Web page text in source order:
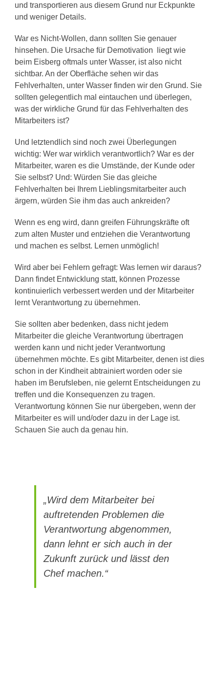
und transportieren aus diesem Grund nur Eckpunkte
und weniger Details.
War es Nicht-Wollen, dann sollten Sie genauer
hinsehen. Die Ursache für Demotivation liegt wie
beim Eisberg oftmals unter Wasser, ist also nicht
sichtbar. An der Oberfläche sehen wir das
Fehlverhalten, unter Wasser finden wir den Grund. Sie
sollten gelegentlich mal eintauchen und überlegen,
was der wirkliche Grund für das Fehlverhalten des
Mitarbeiters ist?
Und letztendlich sind noch zwei Überlegungen
wichtig: Wer war wirklich verantwortlich? War es der
Mitarbeiter, waren es die Umstände, der Kunde oder
Sie selbst? Und: Würden Sie das gleiche
Fehlverhalten bei Ihrem Lieblingsmitarbeiter auch
ärgern, würden Sie ihm das auch ankreiden?
Wenn es eng wird, dann greifen Führungskräfte oft
zum alten Muster und entziehen die Verantwortung
und machen es selbst. Lernen unmöglich!
Wird aber bei Fehlern gefragt: Was lernen wir daraus?
Dann findet Entwicklung statt, können Prozesse
kontinuierlich verbessert werden und der Mitarbeiter
lernt Verantwortung zu übernehmen.
Sie sollten aber bedenken, dass nicht jedem
Mitarbeiter die gleiche Verantwortung übertragen
werden kann und nicht jeder Verantwortung
übernehmen möchte. Es gibt Mitarbeiter, denen ist dies
schon in der Kindheit abtrainiert worden oder sie
haben im Berufsleben, nie gelernt Entscheidungen zu
treffen und die Konsequenzen zu tragen.
Verantwortung können Sie nur übergeben, wenn der
Mitarbeiter es will und/oder dazu in der Lage ist.
Schauen Sie auch da genau hin.
„Wird dem Mitarbeiter bei
auftretenden Problemen die
Verantwortung abgenommen,
dann lehnt er sich auch in der
Zukunft zurück und lässt den
Chef machen.“